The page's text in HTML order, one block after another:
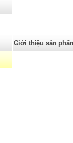
Giới thiệu sản